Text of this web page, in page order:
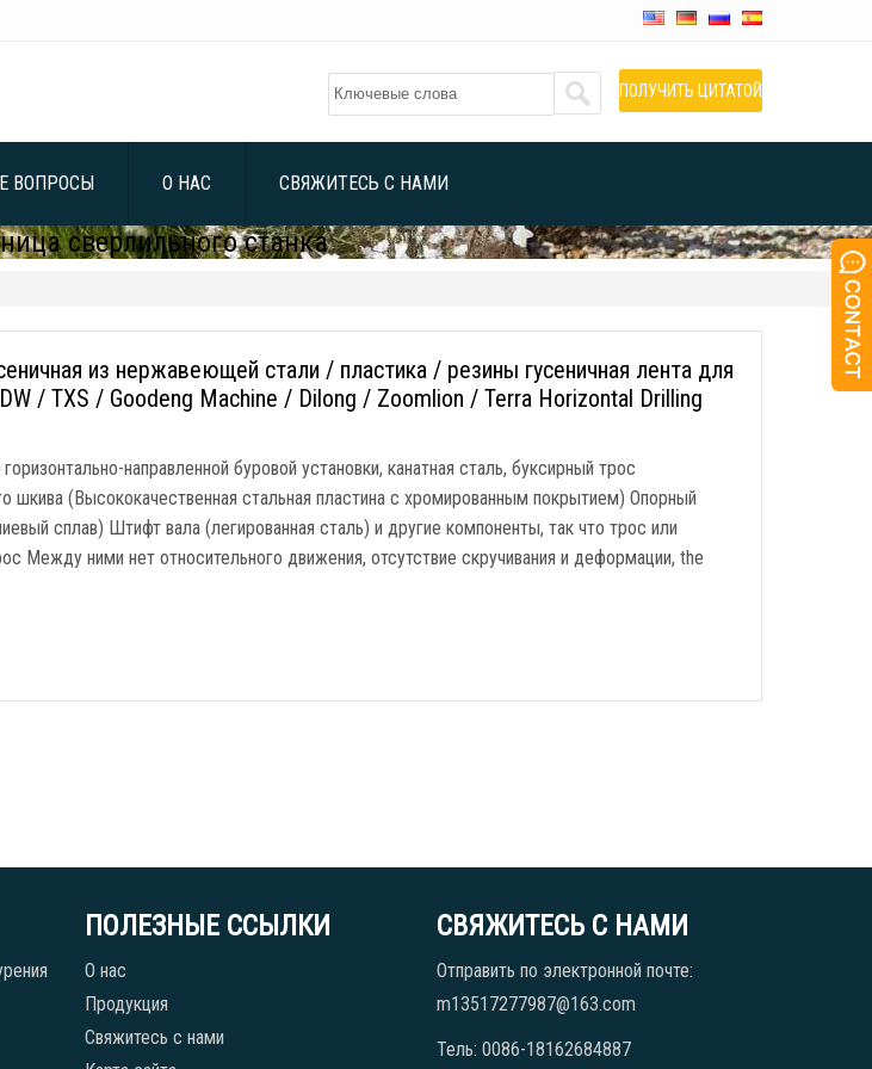
ПОЛУЧИТЬ ЦИТАТОЙ
ВОПРОСЫ О НАС СВЯЖИТЕСЬ С НАМИ
сверлильного станка
из нержавеющей стали / пластика / резины гусеничная лента для
/ TXS / Goodeng Machine / Dilong / Zoomlion / Terra Horizontal Drilling
направленной буровой установки, канатная сталь, буксирный трос
шкива (Высококачественная стальная пластина с хромированным покрытием) Опорный
сплав) Штифт вала (легированная сталь) и другие компоненты, так что трос или
Между ними нет относительного движения, отсутствие скручивания и деформации,the
ПОЛЕЗНЫЕ ССЫЛКИ
О нас
Продукция
Свяжитесь с нами
СВЯЖИТЕСЬ С НАМИ
Отправить по электронной почте:
m13517277987@163.com
Тель: 0086-18162684887